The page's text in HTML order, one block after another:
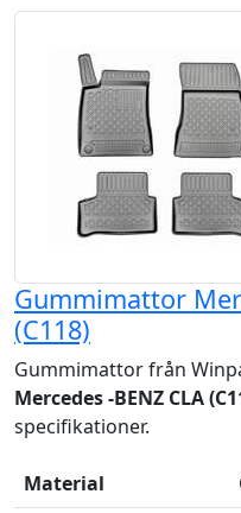
Gummimattor
(C118)
Gummimattor från
Mercedes -BENZ CLA
specifikationer.
Material